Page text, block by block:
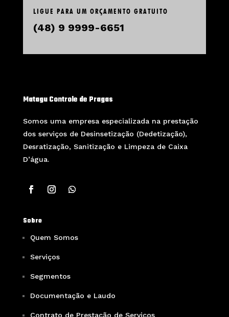
LIGUE PARA UM ORÇAMENTO GRATUITO
(48) 9 9999-6651
Matagu Controle de Pragas
Somos uma empresa especializada na prestação
dos serviços de Desinsetização (Dedetização),
Desratização, Sanitização e Limpeza de Caixa
D’água.
Sobre
Quem Somos
Serviços
Segmentos
Documentação e Laudo
Contrato de Prestação de Serviços